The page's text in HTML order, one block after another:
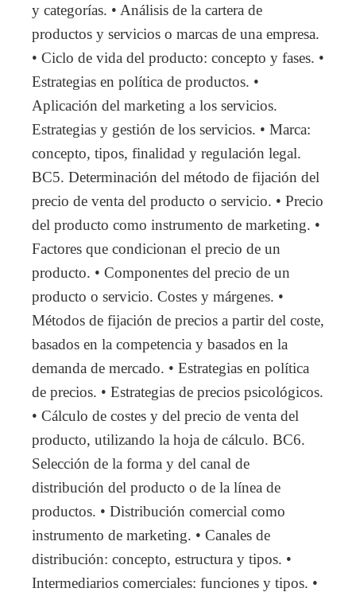
y categorías. • Análisis de la cartera de
productos y servicios o marcas de una empresa.
• Ciclo de vida del producto: concepto y fases. •
Estrategias en política de productos. •
Aplicación del marketing a los servicios.
Estrategias y gestión de los servicios. • Marca:
concepto, tipos, finalidad y regulación legal.
BC5. Determinación del método de fijación del
precio de venta del producto o servicio. • Precio
del producto como instrumento de marketing. •
Factores que condicionan el precio de un
producto. • Componentes del precio de un
producto o servicio. Costes y márgenes. •
Métodos de fijación de precios a partir del coste,
basados en la competencia y basados en la
demanda de mercado. • Estrategias en política
de precios. • Estrategias de precios psicológicos.
• Cálculo de costes y del precio de venta del
producto, utilizando la hoja de cálculo. BC6.
Selección de la forma y del canal de
distribución del producto o de la línea de
productos. • Distribución comercial como
instrumento de marketing. • Canales de
distribución: concepto, estructura y tipos. •
Intermediarios comerciales: funciones y tipos. •